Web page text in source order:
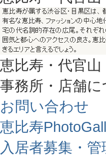
恵比寿・代官
事務所・店舗
お問い合わせ
恵比寿
入居者募集・管